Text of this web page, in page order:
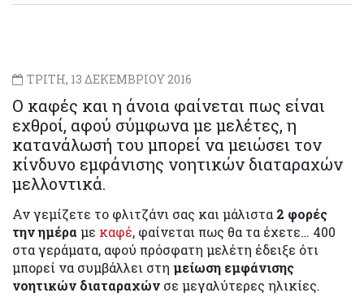
ΤΡΙΤΗ, 13 ΔΕΚΕΜΒΡΙΟΥ 2016
Ο καφές και η άνοια φαίνεται πως είναι
εχθροί, αφού σύμφωνα με μελέτες, η
κατανάλωσή του μπορεί να μειώσει τον
κίνδυνο εμφάνισης νοητικών διαταραχών
μελλοντικά.
Αν γεμίζετε το φλιτζάνι σας και μάλιστα 2 φορές
την ημέραμε καφέ, φαίνεται πως θα τα έχετε… 400
στα γεράματα, αφού πρόσφατη μελέτη έδειξε ότι
μπορεί να συμβάλλει στη μείωση εμφάνισης
νοητικών διαταραχών σε μεγαλύτερες ηλικίες.